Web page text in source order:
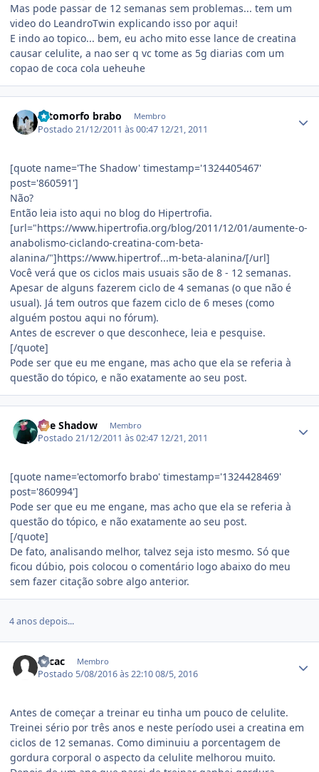
Mas pode passar de 12 semanas sem problemas... tem um
video do LeandroTwin explicando isso por aqui!
E indo ao topico... bem, eu acho mito esse lance de creatina
causar celulite, a nao ser q vc tome as 5g diarias com um
copao de coca cola ueheuhe
ectomorfo brabo Membro
Postado21/12/2011 às 00:47 12/21, 2011
[quote name='The Shadow' timestamp='1324405467'
post='860591']
Não?
Então leia isto aqui no blog do Hipertrofia.
[url="https://www.hipertrofia.org/blog/2011/12/01/aumente-o-
anabolismo-ciclando-creatina-com-beta-
alanina/"]https://www.hipertrof...m-beta-alanina/[/url]
Você verá que os ciclos mais usuais são de 8 - 12 semanas.
Apesar de alguns fazerem ciclo de 4 semanas (o que não é
usual). Já tem outros que fazem ciclo de 6 meses (como
alguém postou aqui no fórum).
Antes de escrever o que desconhece, leia e pesquise.
[/quote]
Pode ser que eu me engane, mas acho que ela se referia à
questão do tópico, e não exatamente ao seu post.
The Shadow Membro
Postado21/12/2011 às 02:47 12/21, 2011
[quote name='ectomorfo brabo' timestamp='1324428469'
post='860994']
Pode ser que eu me engane, mas acho que ela se referia à
questão do tópico, e não exatamente ao seu post.
[/quote]
De fato, analisando melhor, talvez seja isto mesmo. Só que
ficou dúbio, pois colocou o comentário logo abaixo do meu
sem fazer citação sobre algo anterior.
4 anos depois...
Tucac Membro
Postado 5/08/2016 às 22:1008/5, 2016
Antes de começar a treinar eu tinha um pouco de celulite.
Treinei sério por três anos e neste período usei a creatina em
ciclos de 12 semanas. Como diminuiu a porcentagem de
gordura corporal o aspecto da celulite melhorou muito.